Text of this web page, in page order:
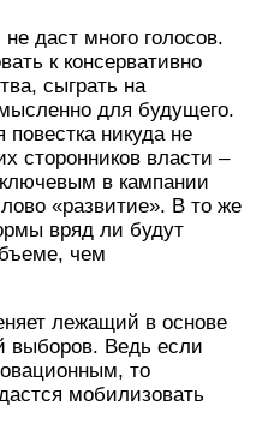
даст много голосов.
к консервативно
сыграть на
для будущего.
никуда не
сторонников власти –
в кампании
«развитие». В то же
вряд ли будут
чем
лежащий в основе
выборов. Ведь если
то
мобилизовать